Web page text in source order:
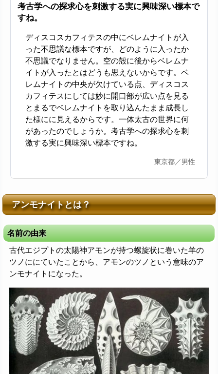
考古学への探求心を刺激する実に興味深い標本で
すね。
ディスコスカフィテスの中にベレムナイトが入
った不思議な標本ですが、どのように入ったか
不思議でなりません。空の殻に後からベレムナ
イトが入ったとはどうも思えないからです。ベ
レムナイトの中央が欠けている点、ディスコス
カフィテスにしては妙に開口部が広い点を見る
とまるでベレムナイトを取り込んたまま成長し
た様にに見えるからです。一体太古の世界に何
があったのでしょうか。考古学への探求心を刺
激する実に興味深い標本ですね。
東京都／男性
アンモナイトとは？
名前の由来
古代エジプトの太陽神アモンが持つ螺旋状に巻いた羊の
ツノににていたことから、アモンのツノという意味のア
ンモナイトになった。